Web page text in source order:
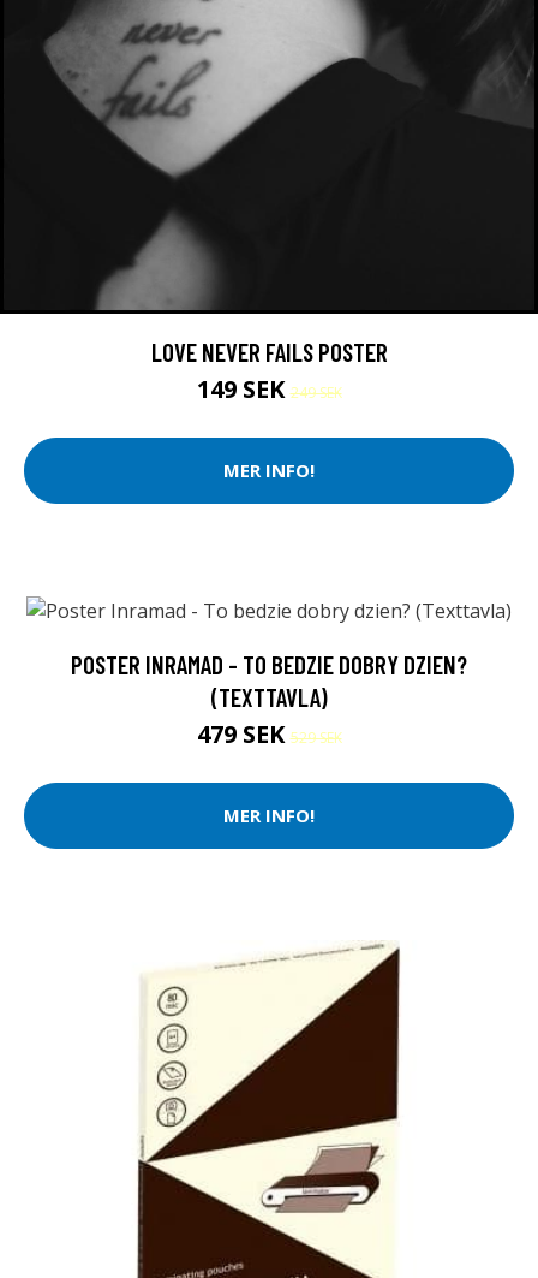
LOVE NEVER FAILS POSTER
149 SEK249 SEK
MER INFO!
POSTER INRAMAD - TO BEDZIE DOBRY DZIEN?
(TEXTTAVLA)
479 SEK529 SEK
MER INFO!